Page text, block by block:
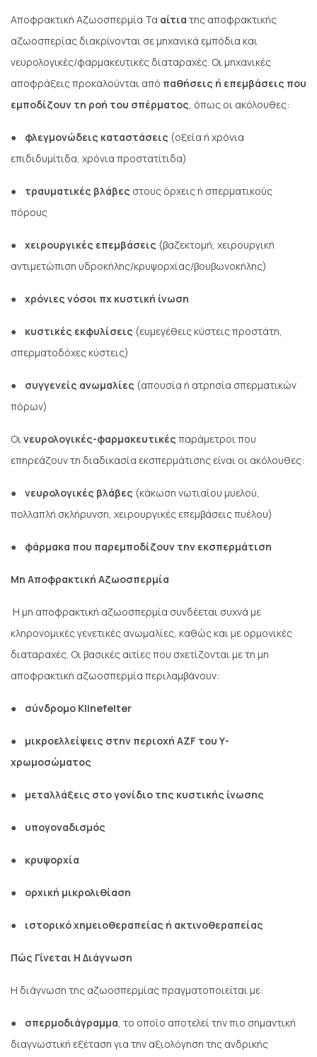
Αποφρακτική Αζωοσπερμία Τα αίτια της αποφρακτικής
αζωοσπερίας διακρίνονται σε μηχανικά εμπόδια και
νευρολογικές/φαρμακευτικές διαταραχές. Οι μηχανικές
αποφράξεις προκαλούνται από παθήσεις ή επεμβάσεις που
εμποδίζουν τη ροή του σπέρματος , όπως οι ακόλουθες:
● φλεγμονώδεις καταστάσεις (οξεία ή χρόνια
επιδιδυμίτιδα, χρόνια προστατίτιδα)
● τραυματικές βλάβες στους όρχεις ή σπερματικούς
πόρους
● χειρουργικές επεμβάσεις (βαζεκτομή, χειρουργική
αντιμετώπιση υδροκήλης/κρυψορχίας/βουβωνοκήλης)
● χρόνιες νόσοι πχ κυστική ίνωση
● κυστικές εκφυλίσεις (ευμεγέθεις κύστεις προστάτη,
σπερματοδόχες κύστεις)
● συγγενείς ανωμαλίες (απουσία ή ατρησία σπερματικών
πόρων)
Οι νευρολογικές-φαρμακευτικές παράμετροι που
επηρεάζουν τη διαδικασία εκσπερμάτισης είναι οι ακόλουθες:
● νευρολογικές βλάβες (κάκωση νωτιαίου μυελού,
πολλαπλή σκλήρυνση, χειρουργικές επεμβάσεις πυέλου)
● φάρμακα που παρεμποδίζουν την εκσπερμάτιση
Μη Αποφρακτική Αζωοσπερμία
Η μη αποφρακτική αζωοσπερμία συνδέεται συχνά με
κληρονομικές γενετικές ανωμαλίες, καθώς και με ορμονικές
διαταραχές. Οι βασικές αιτίες που σχετίζονται με τη μη
αποφρακτική αζωοσπερμία περιλαμβάνουν:
● σύνδρομο Klinefelter
● μικροελλείψεις στην περιοχή AZF του Υ-
χρωμοσώματος
● μεταλλάξεις στο γονίδιο της κυστικής ίνωσης
● υπογοναδισμός
● κρυψορχία
● ορχική μικρολιθίαση
● ιστορικό χημειοθεραπείας ή ακτινοθεραπείας
Πώς Γίνεται Η Διάγνωση
Η διάγνωση της αζωοσπερμίας πραγματοποιείται με:
● σπερμοδιάγραμμα , το οποίο αποτελεί την πιο σημαντική
διαγνωστική εξέταση για την αξιολόγηση της ανδρικής